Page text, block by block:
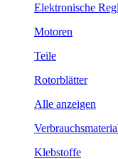
Elektronische
Motoren
Teile
Rotorblätter
Alle anzeigen
Klebstoffe